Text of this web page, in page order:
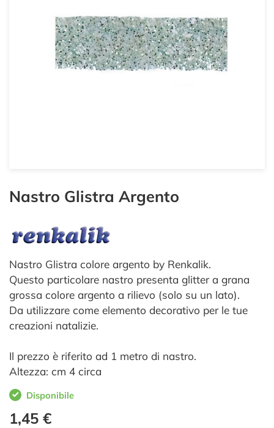
Nastro Glistra Argento
Nastro Glistra colore argento by Renkalik.
Questo particolare nastro presenta glitter a grana
grossa colore argento a rilievo (solo su un lato).
Da utilizzare come elemento decorativo per le tue
creazioni natalizie.
Il prezzo è riferito ad 1 metro di nastro.
Altezza: cm 4 circa
Disponibile
1,45 €